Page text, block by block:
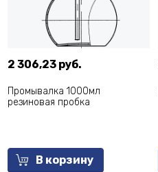
2 306,23 руб.
Промывалка 1000мл
резиновая пробка
В корзину